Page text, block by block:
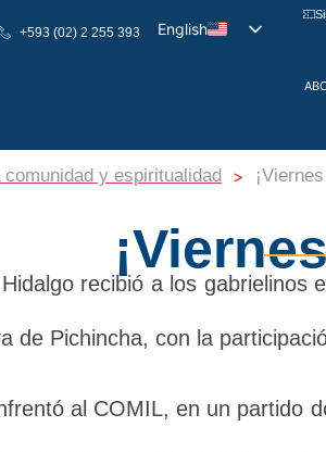
+593 (02) 2 255 393
English
y espiritualidad >
recibió a los
de Pichincha, con la
al COMIL, en un partido